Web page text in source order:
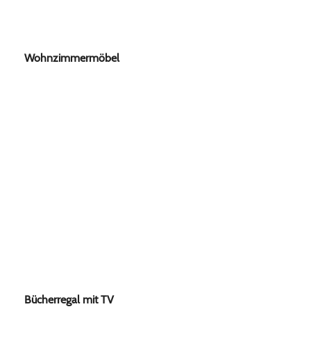
Wohnzimmermöbel
Bücherregal mit TV